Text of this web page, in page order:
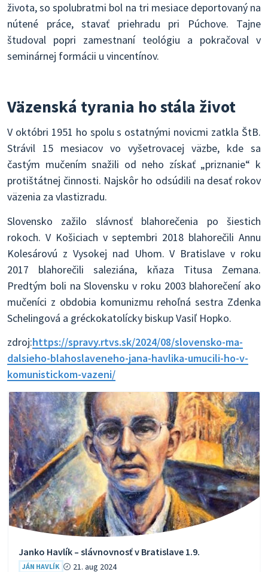
života, so spolubratmi bol na tri mesiace deportovaný na
nútené práce, stavať priehradu pri Púchove. Tajne
študoval popri zamestnaní teológiu a pokračoval v
seminárnej formácii u vincentínov.
Väzenská tyrania ho stála život
V októbri 1951 ho spolu s ostatnými novicmi zatkla ŠtB.
Strávil 15 mesiacov vo vyšetrovacej väzbe, kde sa
častým mučením snažili od neho získať „priznanie“ k
protištátnej činnosti. Najskôr ho odsúdili na desať rokov
väzenia za vlastizradu.
Slovensko zažilo slávnosť blahorečenia po šiestich
rokoch. V Košiciach v septembri 2018 blahorečili Annu
Kolesárovú z Vysokej nad Uhom. V Bratislave v roku
2017 blahorečili saleziána, kňaza Titusa Zemana.
Predtým boli na Slovensku v roku 2003 blahorečení ako
mučeníci z obdobia komunizmu rehoľná sestra Zdenka
Schelingová a gréckokatolícky biskup Vasiľ Hopko.
zdroj:https://spravy.rtvs.sk/2024/08/slovensko-ma-
dalsieho-blahoslaveneho-jana-havlika-umucili-ho-v-
komunistickom-vazeni/
Janko Havlík – slávnovnosť v Bratislave 1.9.
JÁN HAVLÍK 21. aug 2024